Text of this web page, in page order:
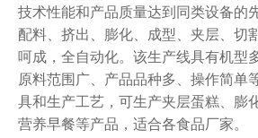
技术性能和产品质量达到同类设备的
配料、挤出、膨化、成型、夹层、切
呵成，全自动化。该生产线具有机型
原料范围广、产品品种多、操作简单
具和生产工艺，可生产夹层蛋糕、膨
营养早餐等产品，适合各食品厂家。